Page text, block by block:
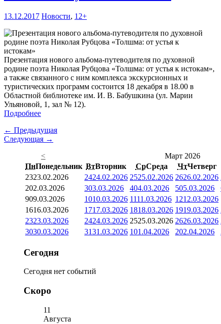
13.12.2017 Новости, 12+
Презентация нового альбома-путеводителя по духовной
родине поэта Николая Рубцова «Толшма: от устья к истокам»,
а также связанного с ним комплекса экскурсионных и
туристических программ состоится 18 декабря в 18.00 в
Областной библиотеке им. И. В. Бабушкина (ул. Марии
Ульяновой, 1, зал № 12).
Подробнее
← Предыдущая
Следующая →
<
Март 2026
ПнПонедельник ВтВторник СрСреда ЧтЧетверг
2323.02.2026 2424.02.2026 2525.02.2026 2626.02.2026
202.03.2026 303.03.2026 404.03.2026 505.03.2026
909.03.2026 1010.03.2026 1111.03.2026 1212.03.2026
1616.03.2026 1717.03.2026 1818.03.2026 1919.03.2026
2323.03.2026 2424.03.2026 2525.03.2026 2626.03.2026
3030.03.2026 3131.03.2026 101.04.2026 202.04.2026
Сегодня
Сегодня нет событий
Скоро
11
Августа